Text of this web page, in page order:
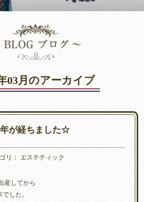
03月のアーカイブ
が経ちました☆
リ： エステティック
産してから
した。